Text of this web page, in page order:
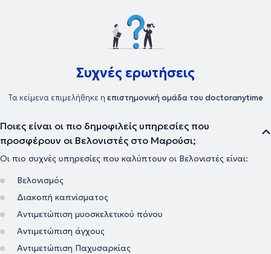
Συχνές ερωτήσεις
Τα κείμενα επιμελήθηκε η επιστημονική ομάδα του doctoranytime
Ποιες είναι οι πιο δημοφιλείς υπηρεσίες που
προσφέρουν οι Βελονιστές στο Μαρούσι;
Οι πιο συχνές υπηρεσίες που καλύπτουν οι Βελονιστές είναι:
Βελονισμός
Διακοπή καπνίσματος
Αντιμετώπιση μυοσκελετικού πόνου
Αντιμετώπιση άγχους
Αντιμετώπιση Παχυσαρκίας